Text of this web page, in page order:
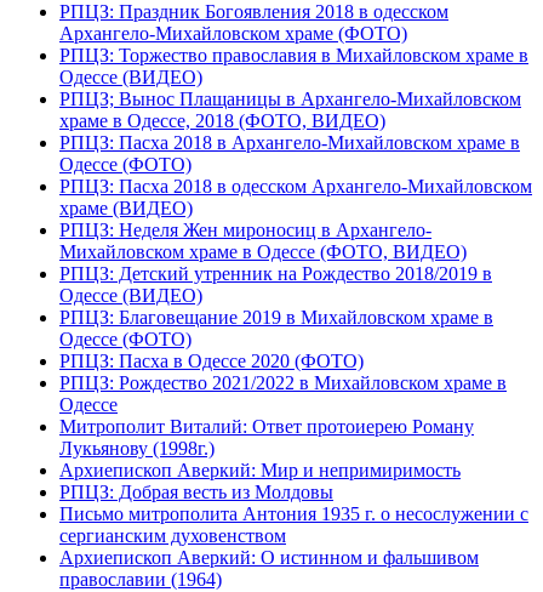
РПЦЗ: Праздник Богоявления 2018 в одесском
Архангело-Михайловском храме (ФОТО)
РПЦЗ: Торжество православия в Михайловском храме в
Одессе (ВИДЕО)
РПЦЗ; Вынос Плащаницы в Архангело-Михайловском
храме в Одессе, 2018 (ФОТО, ВИДЕО)
РПЦЗ: Пасха 2018 в Архангело-Михайловском храме в
Одессе (ФОТО)
РПЦЗ: Пасха 2018 в одесском Архангело-Михайловском
храме (ВИДЕО)
РПЦЗ: Неделя Жен мироносиц в Архангело-
Михайловском храме в Одессе (ФОТО, ВИДЕО)
РПЦЗ: Детский утренник на Рождество 2018/2019 в
Одессе (ВИДЕО)
РПЦЗ: Благовещание 2019 в Михайловском храме в
Одессе (ФОТО)
РПЦЗ: Пасха в Одессе 2020 (ФОТО)
РПЦЗ: Рождество 2021/2022 в Михайловском храме в
Одессе
Митрополит Виталий: Ответ протоиерею Роману
Лукьянову (1998г.)
Архиепископ Аверкий: Мир и непримиримость
РПЦЗ: Добрая весть из Молдовы
Письмо митрополита Антония 1935 г. о несослужении с
сергианским духовенством
Архиепископ Аверкий: О истинном и фальшивом
православии (1964)